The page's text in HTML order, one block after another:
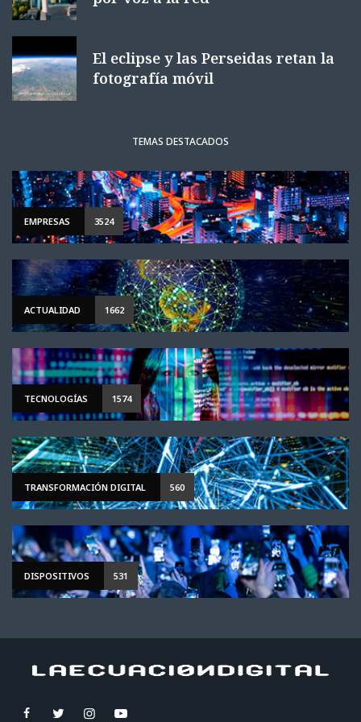
El eclipse y las Perseidas retan la
fotografía móvil
TEMAS DESTACADOS
EMPRESAS 3524
ACTUALIDAD 1662
TECNOLOGÍAS 1574
TRANSFORMACIÓN DIGITAL 560
DISPOSITIVOS 531